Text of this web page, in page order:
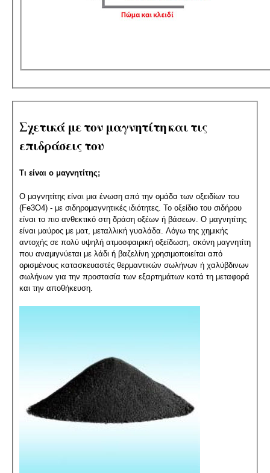
Σχετικά με τον μαγνητίτη και τις
επιδράσεις του
Τι είναι ο μαγνητίτης;
Ο μαγνητίτης είναι μια ένωση από την ομάδα των οξειδίων του
(Fe3O4) - με σιδηρομαγνητικές ιδιότητες. Το οξείδιο του σιδήρου
είναι το πιο ανθεκτικό στη δράση οξέων ή βάσεων. Ο μαγνητίτης
είναι μαύρος με ματ, μεταλλική γυαλάδα. Λόγω της χημικής
αντοχής σε πολύ υψηλή ατμοσφαιρική οξείδωση, σκόνη μαγνητίτη
που αναμιγνύεται με λάδι ή βαζελίνη χρησιμοποιείται από
ορισμένους κατασκευαστές θερμαντικών σωλήνων ή χαλύβδινων
σωλήνων για την προστασία των εξαρτημάτων κατά τη μεταφορά
και την αποθήκευση.